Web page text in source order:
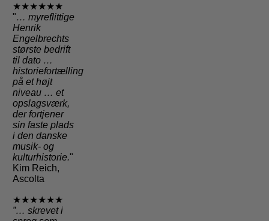
★★★★★★
"… myreflittige
Henrik
Engelbrechts
største bedrift
til dato …
historiefortælling
på et højt
niveau … et
opslagsværk,
der fortjener
sin faste plads
i den danske
musik- og
kulturhistorie."
Kim Reich,
Ascolta
★★★★★★
”… skrevet i